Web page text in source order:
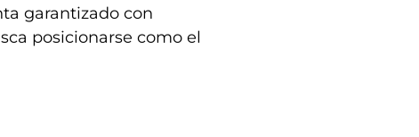
garantizado con
posicionarse como el